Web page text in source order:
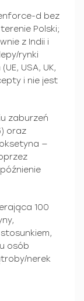
d bez
Polski;
z Indii i
rynki
USA, UK,
i nie jest
zaburzeń
oraz
—
100
osób
nerek